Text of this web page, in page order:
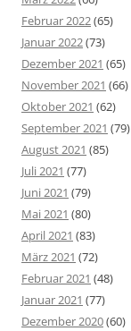
Februar 2022(65)
Januar 2022(73)
Dezember 2021 (65)
November 2021 (66)
Oktober 2021 (62)
September 2021 (79)
August 2021 (85)
Juli 2021 (77)
Juni 2021 (79)
Mai 2021 (80)
April 2021 (83)
März 2021 (72)
Februar 2021 (48)
Januar 2021 (77)
Dezember 2020(60)